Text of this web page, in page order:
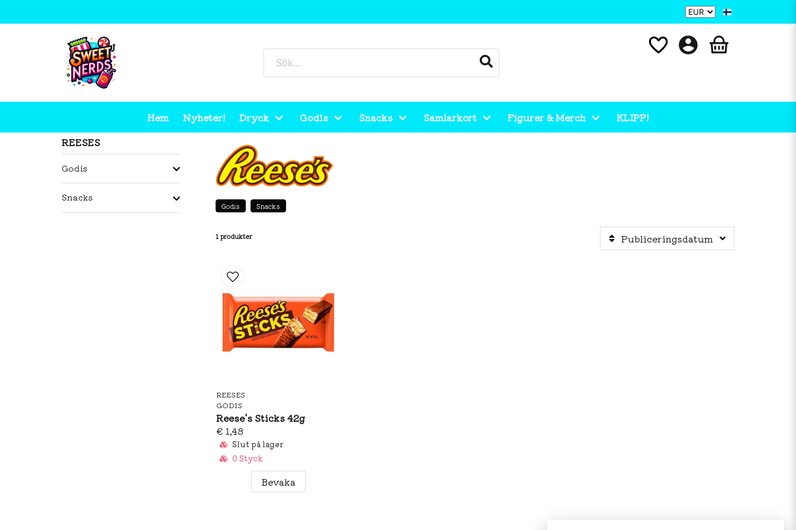
Hem Nyheter! Dryck Godis Snacks Samlarkort Figurer & Merch KLIPP!
REESES
Godis
Snacks
Godis Snacks
1 produkter Publiceringsdatum
REESES
GODIS
Reese's Sticks 42g
€ 1,48
Slut på lager
0 Styck
Bevaka